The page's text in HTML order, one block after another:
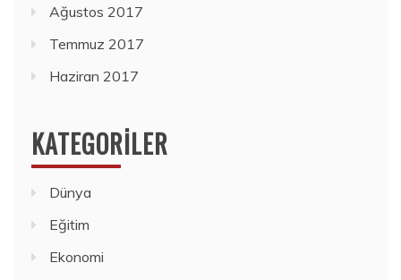
Ağustos 2017
Temmuz 2017
Haziran 2017
KATEGORILER
Dünya
Eğitim
Ekonomi